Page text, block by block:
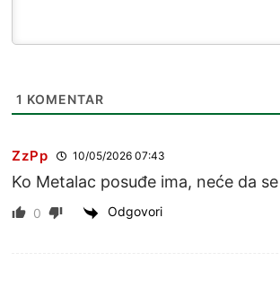
1 KOMENTAR
ZzPp 10/05/2026 07:43
Ko Metalac posuđe ima, neće da
0 Odgovori